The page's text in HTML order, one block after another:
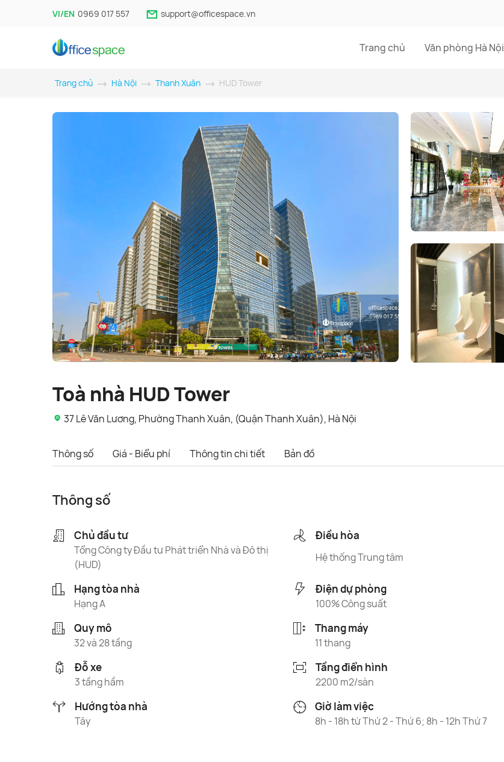
VI/EN 0969 017 557 support@officespace.vn
Trang chủ Văn phòng Hà Nội
Trang chủ Hà Nội Thanh Xuân HUD Tower
Toà nhà HUD Tower
37 Lê Văn Lương, Phường Thanh Xuân, (Quận Thanh Xuân), Hà Nội
Thông số Giá - Biểu phí Thông tin chi tiết Bản đồ
Thông số
Chủ đầu tư
Tổng Công ty Đầu tư Phát triển Nhà và Đô thị
(HUD)
Điều hòa
Hệ thống Trung tâm
Hạng tòa nhà
Hạng A
Điện dự phòng
100% Công suất
Quy mô
32 và 28 tầng
Thang máy
11 thang
Đỗ xe
3 tầng hầm
Tầng điển hình
2200 m2/sàn
Hướng tòa nhà
Tây
Giờ làm việc
8h - 18h từ Thứ 2 - Thứ 6; 8h - 12h Thứ 7